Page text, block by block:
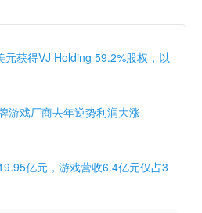
元获得VJ Holding 59.2%股权，以
游戏厂商去年逆势利润大涨
亿元，游戏营收6.4亿元仅占3